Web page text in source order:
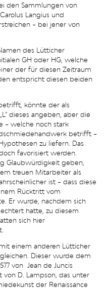
den Sammlungen von
Langius und
– bei jener von
des Lütticher
GH oder HG, welche
der für diesen Zeitraum
entspricht diesen beiden
könnte der als
dieses angeben, aber die
– welche noch stark
betrifft –
zu liefern. Das
favorisiert werden.
Glaubwürdigkeit geben,
treuen Mitarbeiter als
ist – dass diese
Rücktritt vom
Er wurde, nachdem sich
hatte, zu diesem
sich hier
mit einem anderen Lütticher
Dieser wurde dem
von Jean de Juncis
von D. Lampson, das unter
der Renaissance